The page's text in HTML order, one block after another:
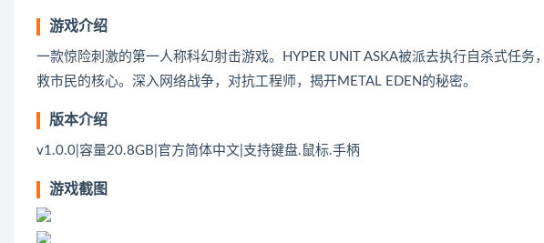
游戏介绍
一款惊险刺激的第一人称科幻射击游戏。HYPER UNIT ASKA被派去执行自杀式任
救市民的核心。深入网络战争，对抗工程师，揭开METAL EDEN的秘密。
版本介绍
v1.0.0|容量20.8GB|官方简体中文|支持键盘.鼠标.手柄
游戏截图